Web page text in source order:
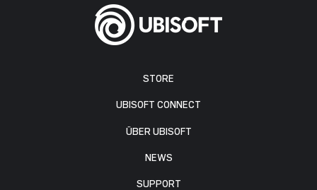
STORE
UBISOFT CONNECT
ÜBER UBISOFT
NEWS
SUPPORT